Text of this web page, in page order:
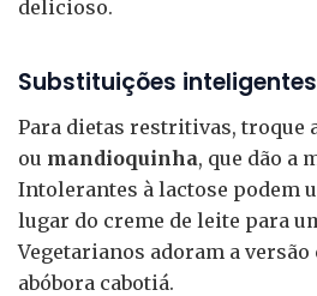
delicioso.
Substituições inteligentes
Para dietas restritivas, troque
ou mandioquinha, que dão a
Intolerantes à lactose podem
lugar do creme de leite para
Vegetarianos adoram a
abóbora cabotiá.